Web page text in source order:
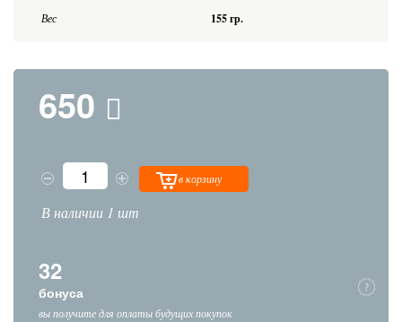
Вес 155 гр.
650
в корзину
В наличии 1 шт
32
бонуса
вы получите для оплаты будущих покупок